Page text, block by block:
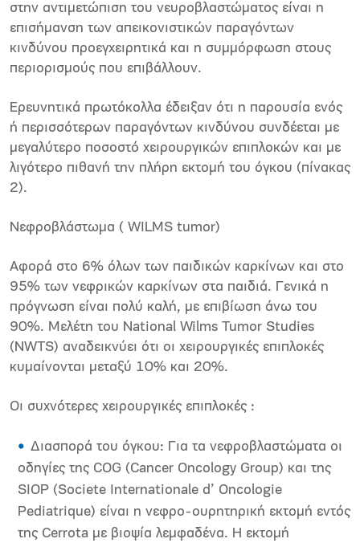
στην αντιμετώπιση του νευροβλαστώματος είναι η
επισήμανση των απεικονιστικών παραγόντων
κινδύνου προεγχειρητικά και η συμμόρφωση στους
περιορισμούς που επιβάλλουν.
Ερευνητικά πρωτόκολλα έδειξαν ότι η παρουσία ενός
ή περισσότερων παραγόντων κινδύνου συνδέεται με
μεγαλύτερο ποσοστό χειρουργικών επιπλοκών και με
λιγότερο πιθανή την πλήρη εκτομή του όγκου (πίνακας
2).
Νεφροβλάστωμα ( WILMS tumor)
Αφορά στο 6% όλων των παιδικών καρκίνων και στο
95% των νεφρικών καρκίνων στα παιδιά. Γενικά η
πρόγνωση είναι πολύ καλή, με επιβίωση άνω του
90%. Μελέτη του National Wilms Tumor Studies
(NWTS) αναδεικνύει ότι οι χειρουργικές επιπλοκές
κυμαίνονται μεταξύ 10% και 20%.
Οι συχνότερες χειρουργικές επιπλοκές :
Διασπορά του όγκου: Για τα νεφροβλαστώματα οι
οδηγίες της COG (Cancer Oncology Group) και της
SIOP (Societe Internationale d’ Oncologie
Pediatrique) είναι η νεφρο-ουρητηρική εκτομή εντός
της Cerrota με βιοψία λεμφαδένα. Η εκτομή